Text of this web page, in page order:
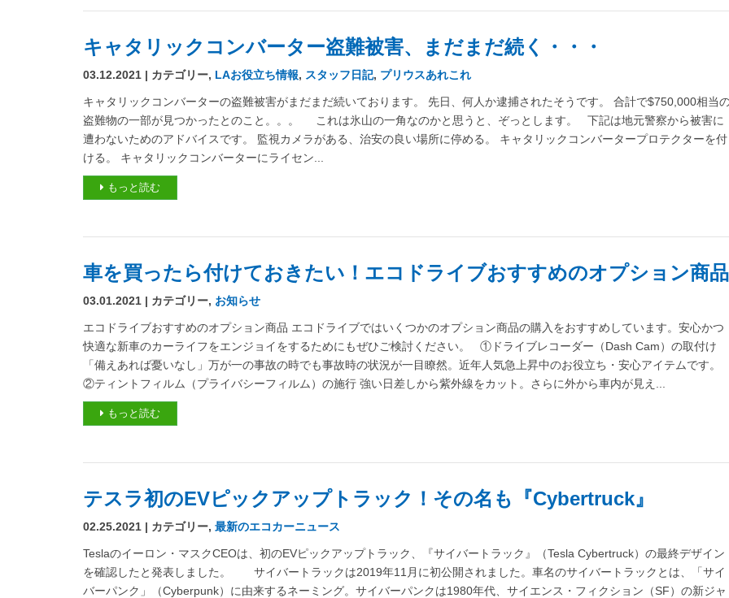
キャタリックコンバーター盗難被害、まだまだ続く・・・
03.12.2021 | カテゴリー, LAお役立ち情報, スタッフ日記, プリウスあれこれ
キャタリックコンバーターの盗難被害がまだまだ続いております。 先日、何人か逮捕されたそうです。 合計で$750,000相当
盗難物の一部が見つかったとのこと。。。 これは氷山の一角なのかと思うと、ぞっとします。 下記は地元警察から被害に
遭わないためのアドバイスです。 監視カメラがある、治安の良い場所に停める。 キャタリックコンバータープロテクターを付
ける。 キャタリックコンバーターにライセン...
もっと読む
車を買ったら付けておきたい！エコドライブおすすめのオプション商品
03.01.2021 | カテゴリー, お知らせ
エコドライブおすすめのオプション商品 エコドライブではいくつかのオプション商品の購入をおすすめしています。安心かつ
快適な新車のカーライフをエンジョイをするためにもぜひご検討ください。 ①ドライブレコーダー（Dash Cam）の取付け
「備えあれば憂いなし」万が一の事故の時でも事故時の状況が一目瞭然。近年人気急上昇中のお役立ち・安心アイテムです。
②ティントフィルム（プライバシーフィルム）の施行 強い日差しから紫外線をカット。さらに外から車内が見え...
もっと読む
テスラ初のEVピックアップトラック！その名も『Cybertruck』
02.25.2021 | カテゴリー, 最新のエコカーニュース
Teslaのイーロン・マスクCEOは、初のEVピックアップトラック、『サイバートラック』（Tesla Cybertruck）の最終デザイン
を確認したと発表しました。 サイバートラックは2019年11月に初公開されました。車名のサイバートラックとは、「サイ
バーパンク」（Cyberpunk）に由来するネーミング。サイバーパンクは1980年代、サイエンス・フィクション（SF）の新ジャ